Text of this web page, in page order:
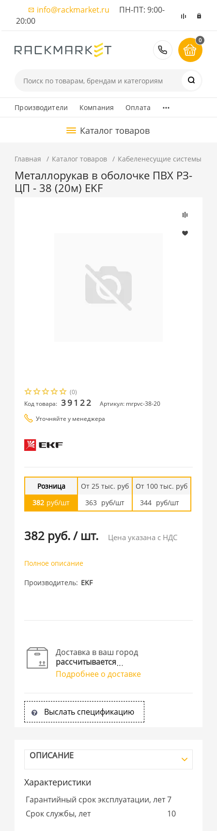
info@rackmarket.ru ПН-ПТ: 9:00-
20:00
8 (495)
0
Производители Компания Оплата ...
Каталог товаров
Главная Каталог товаров Кабеленесущие системы
Металлорукав в оболочке ПВХ РЗ-
ЦП - 38 (20м) EKF
(0)
Код товара: 39122
Артикул: mrpvc-38-20
Уточняйте у менеджера
Розница
382 руб/шт
От 25 тыс. руб
363 руб/шт
От 100 тыс. руб
344 руб/шт
382 руб./ шт. Цена указана с НДС
Полное описание
Производитель EKF
Доставка в ваш город
рассчитывается
Подробнее о доставке
Выслать спецификацию
ОПИСАНИЕ
Характеристики
Гарантийный срок эксплуатации, лет7
Срок службы, лет
10